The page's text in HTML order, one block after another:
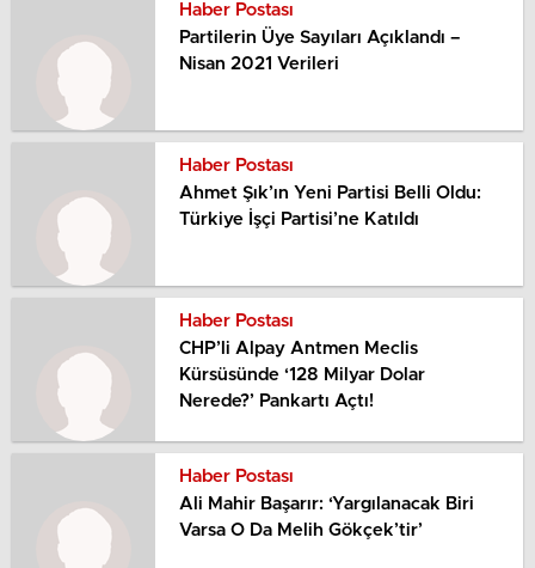
Haber Postası
Partilerin Üye Sayıları Açıklandı –
Nisan 2021 Verileri
Haber Postası
Ahmet Şık’ın Yeni Partisi Belli Oldu:
Türkiye İşçi Partisi’ne Katıldı
Haber Postası
CHP’li Alpay Antmen Meclis
Kürsüsünde ‘128 Milyar Dolar
Nerede?’ Pankartı Açtı!
Haber Postası
Ali Mahir Başarır: ‘Yargılanacak Biri
Varsa O Da Melih Gökçek’tir’